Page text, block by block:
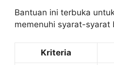
Bantuan ini terbuka
memenuhi syarat-syarat
Kriteria